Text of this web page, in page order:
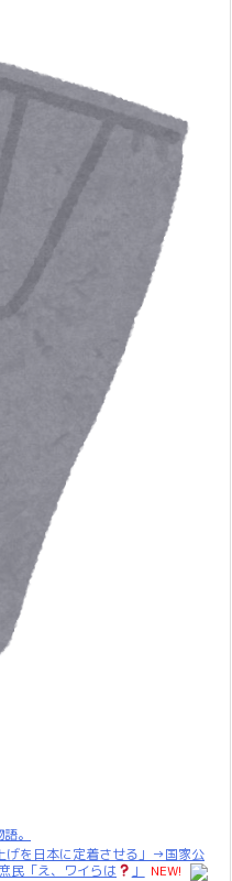
。
げを日本に定着させる」→国家公
民「え、ワイらは
」
NEW!